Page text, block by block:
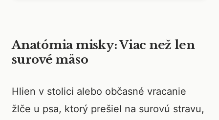
Anatómia misky: Viac než len
surové mäso
Hlien v stolici alebo občasné vracanie
žlče u psa, ktorý prešiel na surovú stravu,